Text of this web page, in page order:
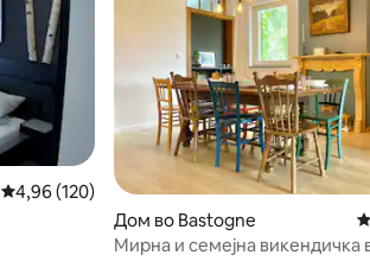
Просечна оцена: 4,96 од 5, 120 рецензии
4,96 (120)
Дом во Bastogne
Мирна и семејна викендичка